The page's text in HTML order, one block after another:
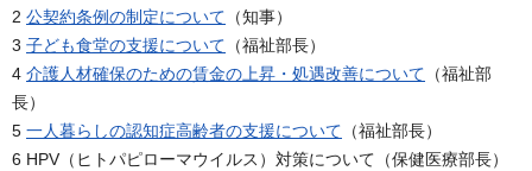
2 公契約条例の制定について （知事）
3 子ども食堂の支援について （福祉部長）
4 介護人材確保のための賃金の上昇・処遇改善について （福祉部
長）
5 一人暮らしの認知症高齢者の支援について （福祉部長）
6 HPV（ヒトパピローマウイルス）対策について（保健医療部長）